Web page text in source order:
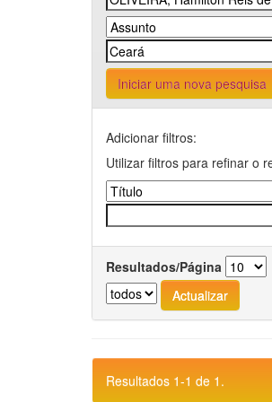
Iniciar uma nova pesquisa
Adicionar filtros:
Utilizar filtros para refinar o
Resultados/Página
Resultados 1-1 de 1.